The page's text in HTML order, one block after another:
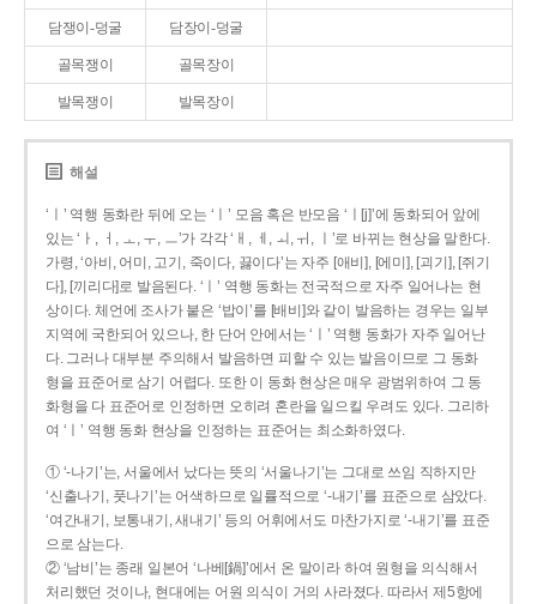
담쟁이-덩굴 담장이-덩굴
골목쟁이 골목장이
발목쟁이 발목장이
해설
‘ㅣ’ 역행 동화란 뒤에 오는 ‘ㅣ’ 모음 혹은 반모음 ‘ㅣ[j]’에 동화되어 앞에
있는 ‘ㅏ, ㅓ, ㅗ, ㅜ, ㅡ’가 각각 ‘ㅐ, ㅔ, ㅚ, ㅟ, ㅣ’로 바뀌는 현상을 말한다.
가령, ‘아비, 어미, 고기, 죽이다, 끓이다’는 자주 [애비], [에미], [괴기], [쥐기
다], [끼리다]로 발음된다. ‘ㅣ’ 역행 동화는 전국적으로 자주 일어나는 현
상이다. 체언에 조사가 붙은 ‘밥이’를 [배비]와 같이 발음하는 경우는 일부
지역에 국한되어 있으나, 한 단어 안에서는 ‘ㅣ’ 역행 동화가 자주 일어난
다. 그러나 대부분 주의해서 발음하면 피할 수 있는 발음이므로 그 동화
형을 표준어로 삼기 어렵다. 또한 이 동화 현상은 매우 광범위하여 그 동
화형을 다 표준어로 인정하면 오히려 혼란을 일으킬 우려도 있다. 그리하
여 ‘ㅣ’ 역행 동화 현상을 인정하는 표준어는 최소화하였다.
① ‘-나기’는, 서울에서 났다는 뜻의 ‘서울나기’는 그대로 쓰임 직하지만
‘신출나기, 풋나기’는 어색하므로 일률적으로 ‘-내기’를 표준으로 삼았다.
‘여간내기, 보통내기, 새내기’ 등의 어휘에서도 마찬가지로 ‘-내기’를 표준
으로 삼는다.
② ‘남비’는 종래 일본어 ‘나베[鍋]’에서 온 말이라 하여 원형을 의식해서
처리했던 것이나, 현대에는 어원 의식이 거의 사라졌다. 따라서 제5항에